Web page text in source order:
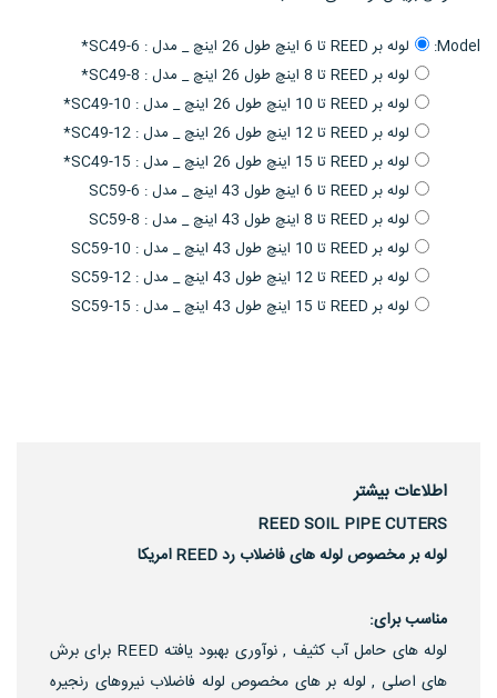
Model:
لوله بر REED تا 6 اینچ طول 26 اینچ _ مدل : SC49-6*
لوله بر REED تا 8 اینچ طول 26 اینچ _ مدل : SC49-8*
لوله بر REED تا 10 اینچ طول 26 اینچ _ مدل : SC49-10*
لوله بر REED تا 12 اینچ طول 26 اینچ _ مدل : SC49-12*
لوله بر REED تا 15 اینچ طول 26 اینچ _ مدل : SC49-15*
لوله بر REED تا 6 اینچ طول 43 اینچ _ مدل : SC59-6
لوله بر REED تا 8 اینچ طول 43 اینچ _ مدل : SC59-8
لوله بر REED تا 10 اینچ طول 43 اینچ _ مدل : SC59-10
لوله بر REED تا 12 اینچ طول 43 اینچ _ مدل : SC59-12
لوله بر REED تا 15 اینچ طول 43 اینچ _ مدل : SC59-15
اطلاعات بیشتر
REED SOIL PIPE CUTERS
لوله بر مخصوص لوله های فاضلاب رد REED امریکا
مناسب برای:
لوله های حامل آب کثیف , نوآوری بهبود یافته REED برای برش
های اصلی , لوله بر های مخصوص لوله فاضلاب نیروهای رنجیره